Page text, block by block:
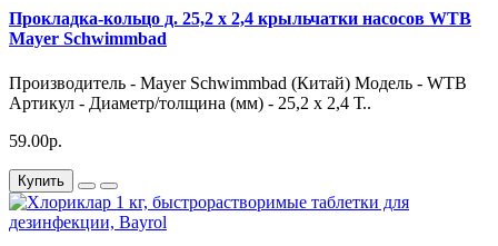
Прокладка-кольцо д. 25,2 х 2,4 крыльчатки насосов WTB
Mayer Schwimmbad
Производитель - Mayer Schwimmbad (Китай) Модель - WTB
Артикул - Диаметр/толщина (мм) - 25,2 х 2,4 Т..
59.00р.
Купить